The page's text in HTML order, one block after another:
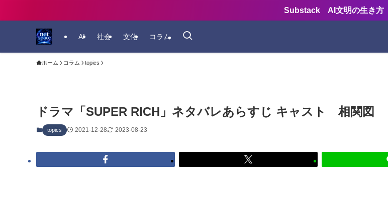
Substack AI文明の生き方
AI 社会 文化 コラム
ホーム コラム topics
ドラマ「SUPER RICH」ネタバレあらすじ キャスト 相関図
topics 2021-12-28 2023-08-23